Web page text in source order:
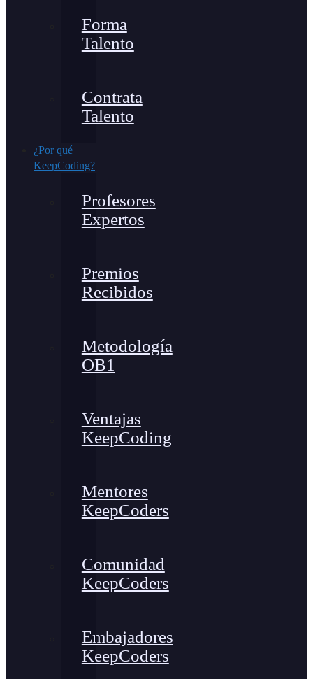
Forma
Talento
Contrata
Talento
¿Por qué
KeepCoding?
Profesores
Expertos
Premios
Recibidos
Metodología
OB1
Ventajas
KeepCoding
Mentores
KeepCoders
Comunidad
KeepCoders
Embajadores
KeepCoders